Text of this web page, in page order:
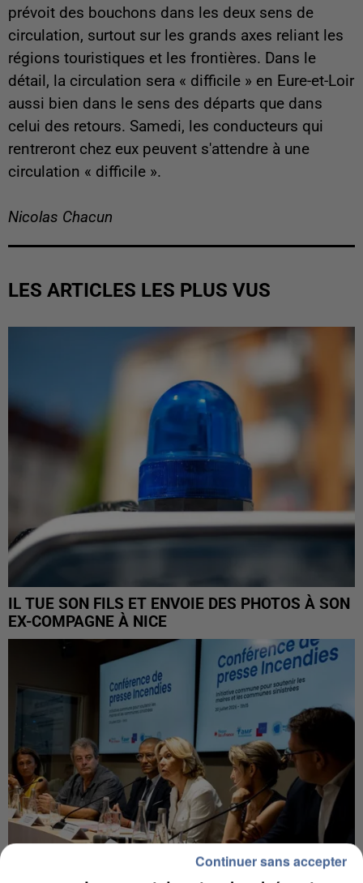
prévoit des bouchons dans les deux sens de
circulation, surtout sur les grands axes reliant les
régions touristiques et les frontières. Dans le
détail, la circulation sera « difficile » en Eure-et-Loir
aussi bien dans le sens des départs que dans
celui des retours. Samedi, les conducteurs qui
rentreront chez eux peuvent s'attendre à une
circulation « difficile ».
Nicolas Chacun
LES ARTICLES LES PLUS VUS
IL TUE SON FILS ET ENVOIE DES PHOTOS À SON
EX-COMPAGNE À NICE
Continuer sans accepter